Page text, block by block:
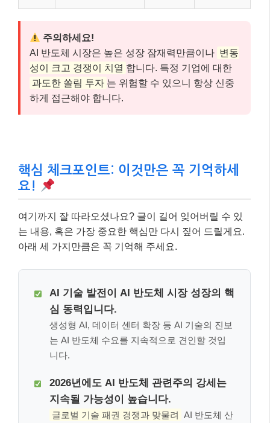
주의하세요!
AI 반도체 시장은 높은 성장 잠재력만큼이나 변동
성이 크고 경쟁이 치열 합니다. 특정 기업에 대한
과도한 쏠림 투자 는 위험할 수 있으니 항상 신중
하게 접근해야 합니다.
핵심 체크포인트: 이것만은 꼭 기억하세
요!
여기까지 잘 따라오셨나요? 글이 길어 잊어버릴 수 있
는 내용, 혹은 가장 중요한 핵심만 다시 짚어 드릴게요.
아래 세 가지만큼은 꼭 기억해 주세요.
AI 기술 발전이 AI 반도체 시장 성장의 핵
심 동력입니다.
생성형 AI, 데이터 센터 확장 등 AI 기술의 진보
는 AI 반도체 수요를 지속적으로 견인할 것입
니다.
2026년에도 AI 반도체 관련주의 강세는
지속될 가능성이 높습니다.
글로벌 기술 패권 경쟁과 맞물려 AI 반도체 산